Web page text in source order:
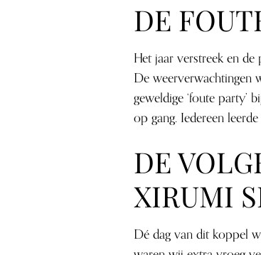
DE
Het jaar verstreek en
De weerverwachtingen
geweldige ‘foute party’
op gang. Iedereen
DE
XIRUMI
Dé dag van dit koppel